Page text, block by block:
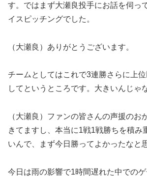
す。ではまず大瀬良投手にお話を伺っ
イスピッチングでした。
（大瀬良）ありがとうございます。
チームとしてはこれで3連勝さらに上
してというところです。大きいんじゃ
（大瀬良）ファンの皆さんの声援のお
きてますし、本当に1戦1戦勝ちを積み
いんで、まず今日勝ってよかったなと
今日は雨の影響で1時間遅れた中での